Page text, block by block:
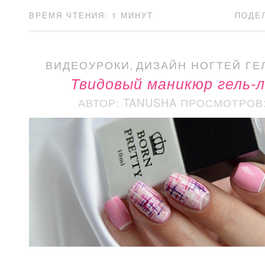
ВРЕМЯ ЧТЕНИЯ: 1 МИНУТ
ВИДЕОУРОКИ,ДИЗАЙН НОГТЕЙ
Твидовый маникюр гель-
АВТОР: TANUSHA